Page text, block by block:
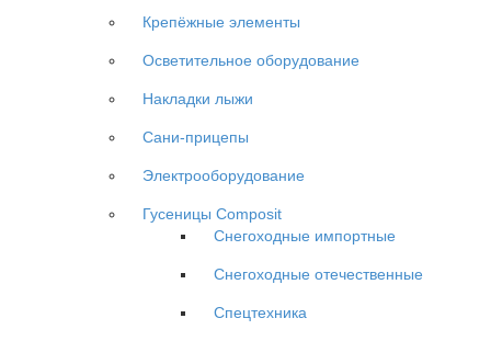
Крепёжные элементы
Осветительное оборудование
Накладки лыжи
Сани-прицепы
Электрооборудование
Гусеницы Composit
Снегоходные импортные
Снегоходные отечественные
Спецтехника